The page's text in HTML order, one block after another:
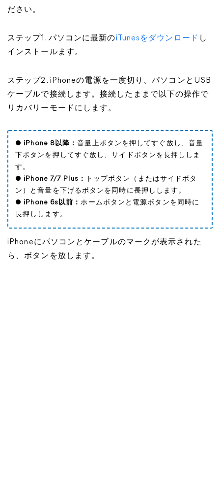
ださい。
ステップ1. パソコンに最新のiTunesをダウンロード し
インストールます。
ステップ2. iPhoneの電源を一度切り、パソコンとUSB
ケーブルで接続します。接続したままで以下の操作で
リカバリーモードにします。
● iPhone 8以降：音量上ボタンを押してすぐ放し、音量
下ボタンを押してすぐ放し、サイドボタンを長押ししま
す。
● iPhone 7/7 Plus：
トップボタン（またはサイドボタ
ン）と音量を下げるボタンを同時に長押しします。
● iPhone 6s以前：ホームボタンと電源ボタンを同時に
長押しします。
iPhoneにパソコンとケーブルのマークが表示された
ら、ボタンを放します。